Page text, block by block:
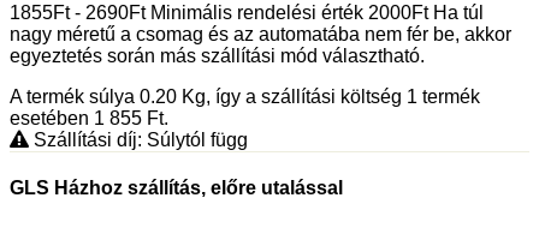
1855Ft - 2690Ft Minimális rendelési érték 2000Ft Ha túl
nagy méretű a csomag és az automatába nem fér be, akkor
egyeztetés során más szállítási mód választható.
A termék súlya 0.20 Kg, így a szállítási költség 1 termék
esetében 1 855 Ft.
Szállítási díj: Súlytól függ
GLS Házhoz szállítás, előre utalással